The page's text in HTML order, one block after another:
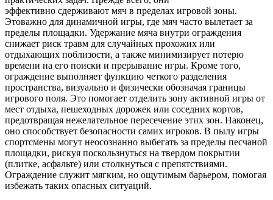
эффективно сдерживают мяч в пределах игровой зоны.
Этоважно для динамичной игры, где мяч часто вылетает за
пределы площадки. Удержание мяча внутри ограждения
снижает риск травм для случайных прохожих или
отдыхающих поблизости, а также минимизирует потерю
времени на его поиски и прерывание игры. Кроме того,
ограждение выполняет функцию четкого разделения
пространства, визуально и физически обозначая границы
игрового поля. Это помогает отделить зону активной игры от
мест отдыха, пешеходных дорожек или соседних кортов,
предотвращая нежелательное пересечение этих зон. Наконец,
оно способствует безопасности самих игроков. В пылу игры
спортсмены могут неосознанно выбегать за пределы песчаной
площадки, рискуя поскользнуться на твердом покрытии
(плитке, асфальте) или столкнуться с препятствиями.
Ограждение служит мягким, но ощутимым барьером, помогая
избежать таких опасных ситуаций.